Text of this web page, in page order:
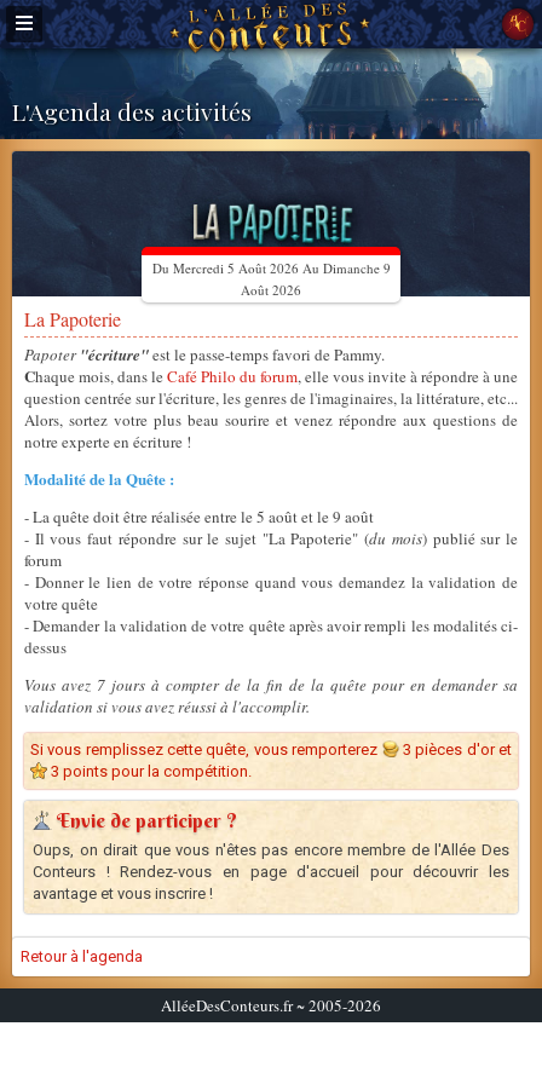
L'Agenda des activités
Du Mercredi 5 Août 2026 Au Dimanche 9
Août 2026
La Papoterie
Papoter"écriture"est le passe-temps favori de Pammy.
Chaque mois, dans le Café Philo du forum, elle vous invite à répondre à une
question centrée sur l'écriture, les genres de l'imaginaires, la littérature, etc...
Alors, sortez votre plus beau sourire et venez répondre aux questions de
notre experte en écriture !
Modalité de la Quête :
- La quête doit être réalisée entre le 5 août et le 9 août
- Il vous faut répondre sur le sujet "La Papoterie" (du mois) publié sur le
forum
- Donner le lien de votre réponse quand vous demandez la validation de
votre quête
- Demander la validation de votre quête après avoir rempli les modalités ci-
dessus
Vous avez 7 jours à compter de la fin de la quête pour en demander sa
validation si vous avez réussi à l'accomplir.
Si vous remplissez cette quête, vous remporterez
3 pièces d'or et
3 points pour la compétition.
Envie de participer ?
Oups, on dirait que vous n'êtes pas encore membre de l'Allée Des
Conteurs ! Rendez-vous en page d'accueil pour découvrir les
avantage et vous inscrire !
Retour à l'agenda
AlléeDesConteurs.fr ~ 2005-2026